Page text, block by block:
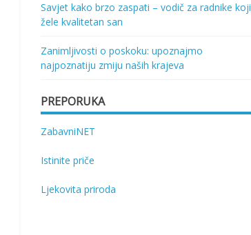
Savjet kako brzo zaspati – vodič za radnike koji
žele kvalitetan san
Zanimljivosti o poskoku: upoznajmo
najpoznatiju zmiju naših krajeva
PREPORUKA
ZabavniNET
Istinite priče
Ljekovita priroda